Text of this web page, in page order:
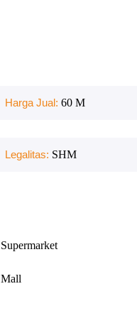
Harga Jual: 60 M
Legalitas: SHM
Supermarket
Mall